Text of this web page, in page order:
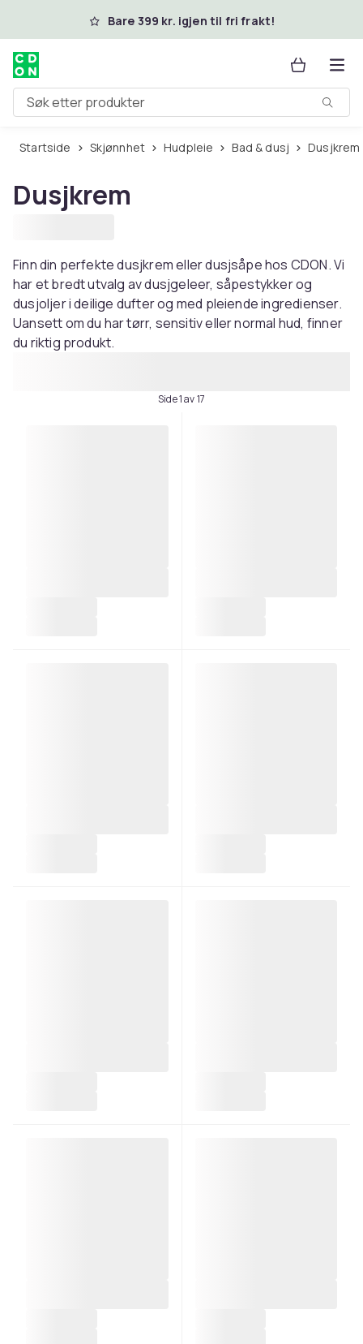
Hopp til hovedinnholdBare 399 kr. igjen til fri frakt!
Søk etter produkter
Startside Skjønnhet Hudpleie Bad & dusj Dusjkrem
Dusjkrem
Finn din perfekte dusjkrem eller dusjsåpe hos CDON. Vi
har et bredt utvalg av dusjgeleer, såpestykker og
dusjoljer i deilige dufter og med pleiende ingredienser.
Uansett om du har tørr, sensitiv eller normal hud, finner
du riktig produkt.
Side 1 av 17